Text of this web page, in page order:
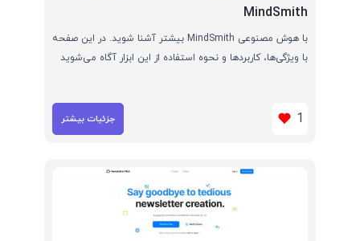
MindSmith
با هوش مصنوعی MindSmith بیشتر آشنا شوید. در این صفحه
با ویژگی‌ها، کاربردها و نحوه استفاده از این ابزار آگاه می‌شوید
1 جزئیات بیشتر